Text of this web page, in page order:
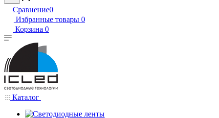
Сравнение0
Избранные товары 0
Корзина 0
Каталог